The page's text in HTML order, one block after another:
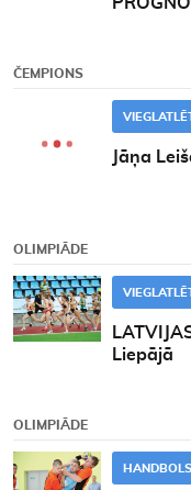
ČEMPIONS
Jāņa
OLIMPIĀDE
Liepājā
OLIMPIĀDE
HANDBOLS